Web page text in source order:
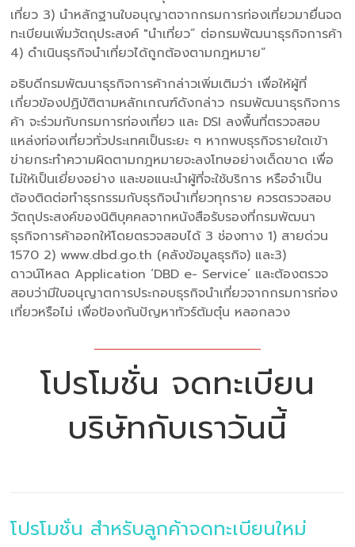
เที่ยว 3) นำหลักฐานใบอนุญาตจากกรมการท่องเที่ยวมายื่นจด
ทะเบียนเพิ่มวัตถุประสงค์ "นำเที่ยว” ต่อกรมพัฒนาธุรกิจการค้า
4) ดำเนินธุรกิจนำเที่ยวได้ถูกต้องตามกฎหมาย”
อธิบดีกรมพัฒนาธุรกิจการค้ากล่าวเพิ่มเติมว่า เพื่อให้ผู้ที่
เกี่ยวข้องปฏิบัติตามหลักเกณฑ์ดังกล่าว กรมพัฒนาธุรกิจการ
ค้า จะร่วมกับกรมการท่องเที่ยว และ DSI ลงพื้นที่ตรวจสอบ
แหล่งท่องเที่ยวทั่วประเทศเป็นระยะ ๆ หากพบธุรกิจรายใดเข้า
ข่ายกระทำความผิดตามกฎหมายจะลงโทษอย่างเด็ดขาด เพื่อ
ไม่ให้เป็นเยี่ยงอย่าง และขอแนะนำผู้ที่จะใช้บริการ หรือจำเป็น
ต้องติดต่อทำธุรกรรมกับธุรกิจนำเที่ยวทุกราย ควรตรวจสอบ
วัตถุประสงค์ของนิติบุคคลจากหนังสือรับรองที่กรมพัฒนา
ธุรกิจการค้าออกให้โดยตรวจสอบได้ 3 ช่องทาง 1) สายด่วน
1570 2) www.dbd.go.th (คลังข้อมูลธุรกิจ) และ3)
ดาวน์โหลด Application ‘DBD e- Service’ และต้องตรวจ
สอบว่ามีใบอนุญาตการประกอบธุรกิจนำเที่ยวจากกรมการท่อง
เที่ยวหรือไม่ เพื่อป้องกันปัญหาทัวร์ต้มตุ๋น หลอกลวง
โปรโมชั่น จดทะเบียน
บริษัทกับเราวันนี้
โปรโมชั่น สำหรับลูกค้าจดทะเบียนใหม่